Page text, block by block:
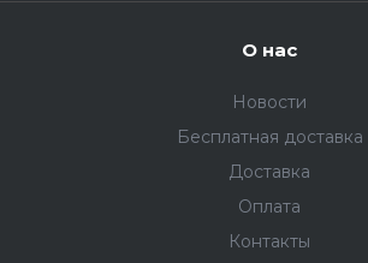
О нас
Новости
Бесплатная доставка
Доставка
Оплата
Контакты